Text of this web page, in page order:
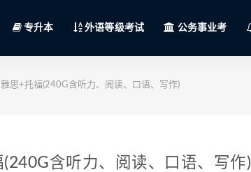
专升本 外语等级考试 公务事业考
思+托福(240G含听力、阅读、口语、写作)
含听力、阅读、口语、写作)